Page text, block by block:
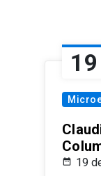
19
19